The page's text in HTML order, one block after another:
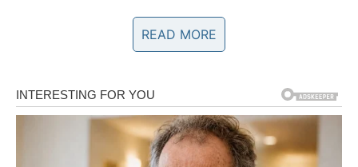
1 kašičica praška za pecivo
Sir po želji(narendan)
(po ukusu)
READ MORE